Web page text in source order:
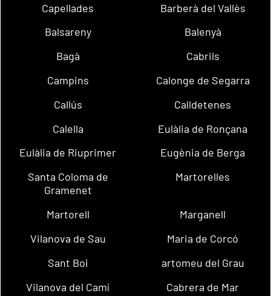
Capellades
Barberà del Vallès
Balsareny
Balenyà
Bagà
Cabrils
Campins
Calonge de Segarra
Callús
Calldetenes
Calella
Eulàlia de Ronçana
Eulàlia de Riuprimer
Eugènia de Berga
Santa Coloma de
Gramenet
Martorelles
Martorell
Marganell
Vilanova de Sau
Maria de Corcó
Sant Boi
artomeu del Grau
Vilanova del Camí
Cabrera de Mar